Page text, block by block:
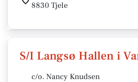
8830 Tjele
S/I Langsø Hallen i
c/o. Nancy Knudsen